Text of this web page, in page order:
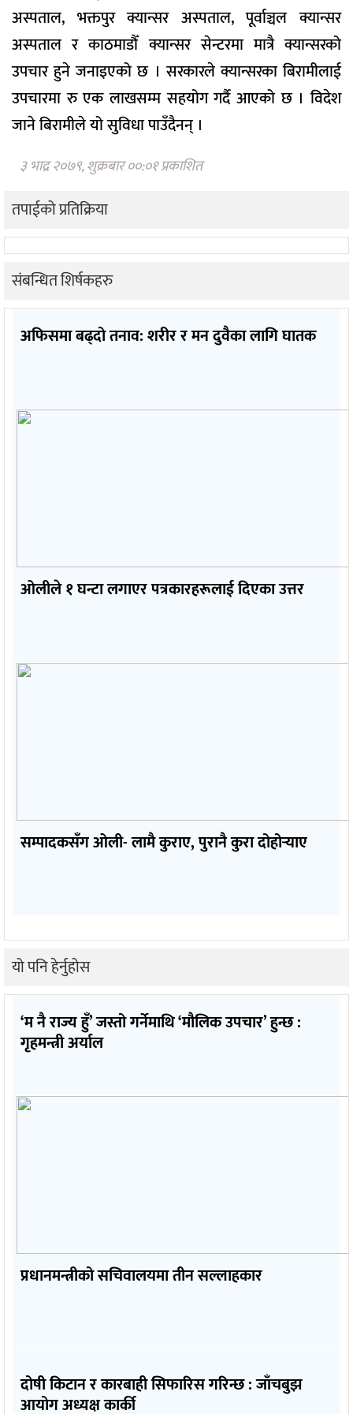
अस्पताल, भक्तपुर क्यान्सर अस्पताल, पूर्वाञ्चल क्यान्सर
अस्पताल र काठमाडौँ क्यान्सर सेन्टरमा मात्रै क्यान्सरको
उपचार हुने जनाइएको छ । सरकारले क्यान्सरका बिरामीलाई
उपचारमा रु एक लाखसम्म सहयोग गर्दै आएको छ । विदेश
जाने बिरामीले यो सुविधा पाउँदैनन् ।
३ भाद्र २०७९, शुक्रबार ००:०१ प्रकाशित
तपाईको प्रतिक्रिया
संबन्धित शिर्षकहरु
अफिसमा बढ्दो तनाव: शरीर र मन दुवैका लागि घातक
ओलीले १ घन्टा लगाएर पत्रकारहरूलाई दिएका उत्तर
सम्पादकसँग ओली- लामै कुराए, पुरानै कुरा दोहोर्‍याए
यो पनि हेर्नुहोस
‘म नै राज्य हुँ’ जस्तो गर्नेमाथि ‘मौलिक उपचार’ हुन्छ :
गृहमन्त्री अर्याल
प्रधानमन्त्रीको सचिवालयमा तीन सल्लाहकार
दोषी किटान र कारबाही सिफारिस गरिन्छ : जाँचबुझ
आयोग अध्यक्ष कार्की